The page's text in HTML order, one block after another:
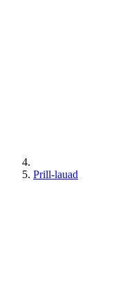
Prill-lauad